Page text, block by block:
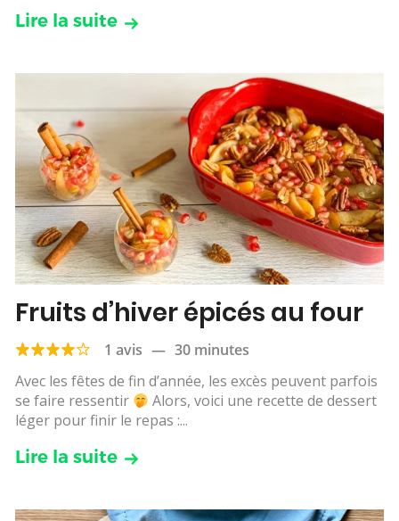
Lire la suite
Fruits d’hiver épicés au four
1 avis — 30 minutes
Avec les fêtes de fin d’année, les excès peuvent parfois
se faire ressentir
Alors, voici une recette de dessert
léger pour finir le repas :...
Lire la suite